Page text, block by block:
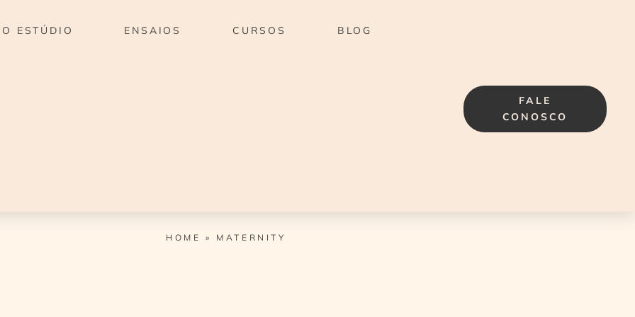
O ESTÚDIO ENSAIOS CURSOS BLOG
FALE
CONOSCO
HOME » MATERNITY